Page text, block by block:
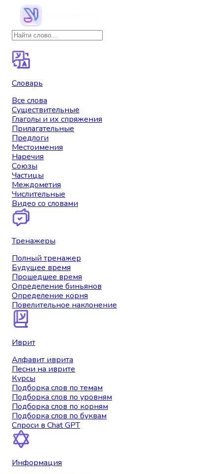
Словарь
Все слова
Существительные
Глаголы и их спряжения
Прилагательные
Предлоги
Местоимения
Наречия
Союзы
Частицы
Междометия
Числительные
Видео со словами
Тренажеры
Полный тренажер
Будущее время
Прошедшее время
Определение биньянов
Определение корня
Повелительное наклонение
Иврит
Алфавит иврита
Песни на иврите
Курсы
Подборка слов по темам
Подборка слов по уровням
Подборка слов по корням
Подборка слов по буквам
Спроси в Chat GPT
Информация